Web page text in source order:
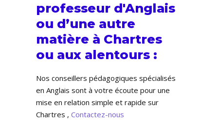
professeur d'Anglais
ou d’une autre
matière à Chartres
ou aux alentours :
Nos conseillers pédagogiques spécialisés
en Anglais sont à votre écoute pour une
mise en relation simple et rapide sur
Chartres , Contactez-nous